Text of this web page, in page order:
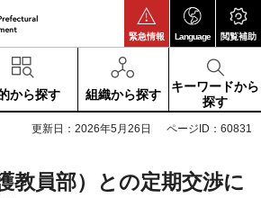
緊急情報 Language 閲覧補助
から探す 組織から探す
キーワードから
探す
更新日：2026年5月26日 ページID：60831
教員部）との定期交渉に